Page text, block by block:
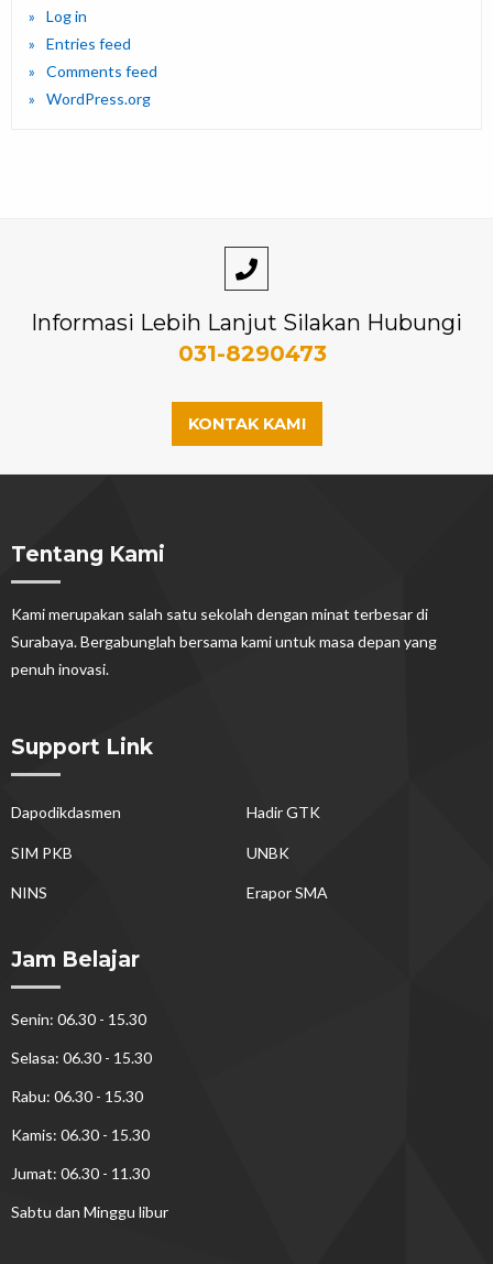
Log in
Entries feed
Comments feed
WordPress.org
Informasi Lebih Lanjut Silakan Hubungi
031-8290473
KONTAK KAMI
Tentang Kami
Kami merupakan salah satu sekolah dengan minat terbesar di
Surabaya. Bergabunglah bersama kami untuk masa depan yang
penuh inovasi.
Support Link
Dapodikdasmen Hadir GTK
SIM PKB UNBK
NINS Erapor SMA
Jam Belajar
Senin: 06.30 - 15.30
Selasa: 06.30 - 15.30
Rabu: 06.30 - 15.30
Kamis: 06.30 - 15.30
Jumat: 06.30 - 11.30
Sabtu dan Minggu libur